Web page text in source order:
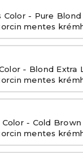
Color - Pure
mentes
- Blond Extra
mentes
Color - Cold
mentes